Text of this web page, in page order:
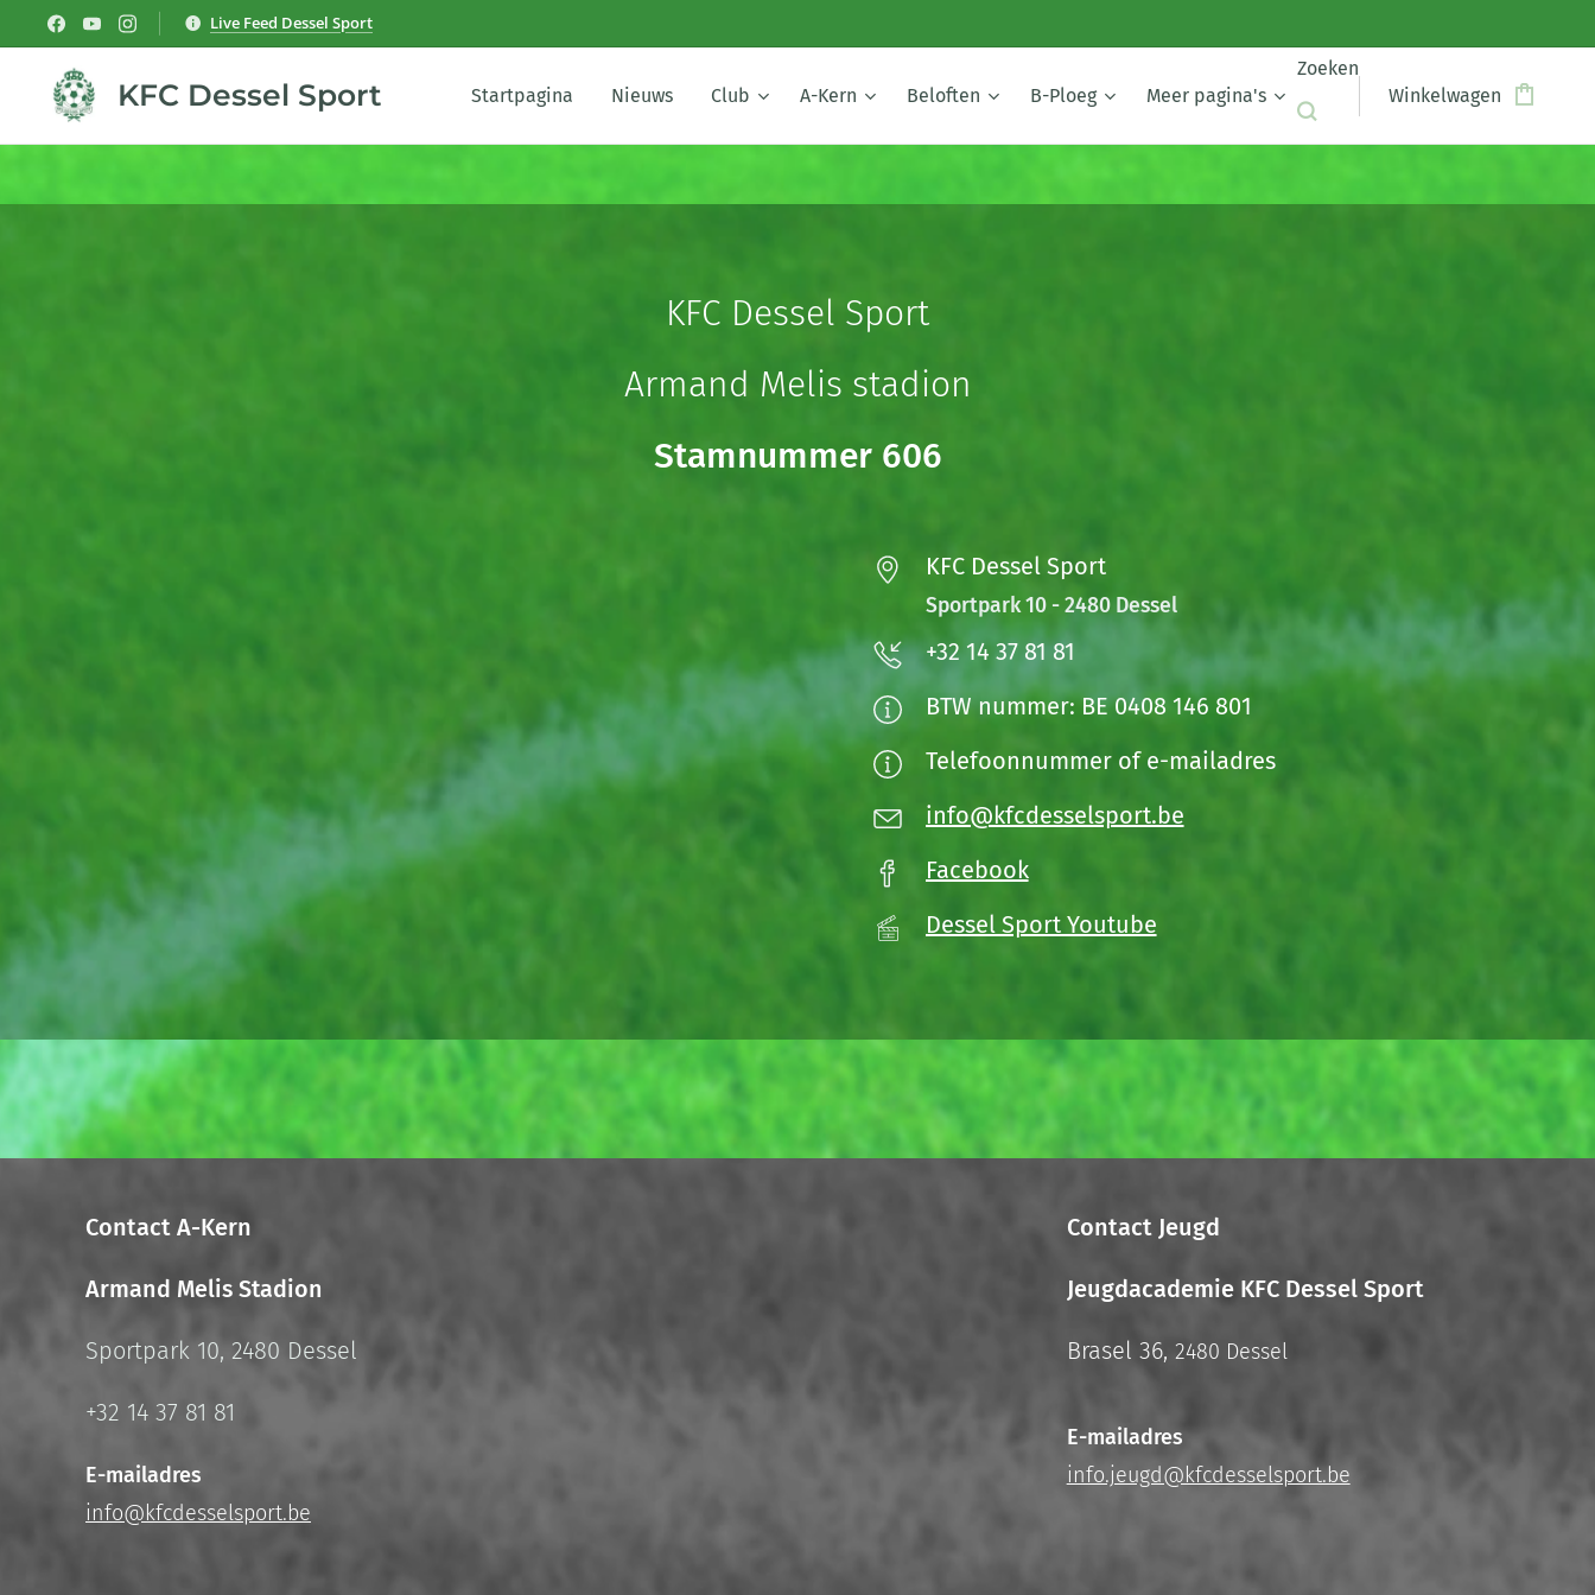
Live Feed Dessel Sport
KFC Dessel Sport Startpagina Nieuws Club A-Kern Beloften B-Ploeg Meer pagina's
Zoeken
Winkelwagen
KFC Dessel Sport
Armand Melis stadion
Stamnummer 606
KFC Dessel Sport
Sportpark 10 - 2480 Dessel
+32 14 37 81 81
BTW nummer: BE 0408 146 801
Telefoonnummer of e-mailadres
info@kfcdesselsport.be
Facebook
Dessel Sport Youtube
Contact A-Kern
Armand Melis Stadion
Sportpark 10, 2480 Dessel
+32 14 37 81 81
E-mailadres
info@kfcdesselsport.be
Contact Jeugd
Jeugdacademie KFC Dessel Sport
Brasel 36, 2480 Dessel
E-mailadres
info.jeugd@kfcdesselsport.be